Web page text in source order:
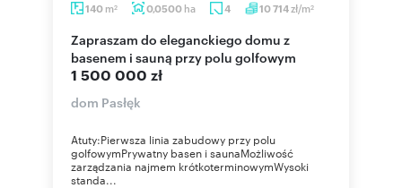
140 m2 0,0500 ha 4 10 714zł/m2
Zapraszam do eleganckiego domu z
basenem i sauną przy polu golfowym
1 500 000 zł
dom Pasłęk
Atuty:Pierwsza linia zabudowy przy polu
golfowymPrywatny basen i saunaMożliwość
zarządzania najmem krótkoterminowymWysoki
standa...